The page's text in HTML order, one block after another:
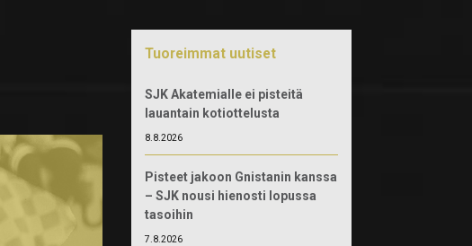
Tuoreimmat uutiset
SJK Akatemialle ei pisteitä
lauantain kotiottelusta
8.8.2026
Pisteet jakoon Gnistanin kanssa
– SJK nousi hienosti lopussa
tasoihin
7.8.2026